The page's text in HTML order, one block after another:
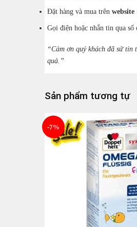
Đặt hàng và mua trên website
Gọi điện hoặc nhắn tin qua số
“Cảm ơn quý khách đã sử tin
quả.”
Sản phẩm tương tự
-7%